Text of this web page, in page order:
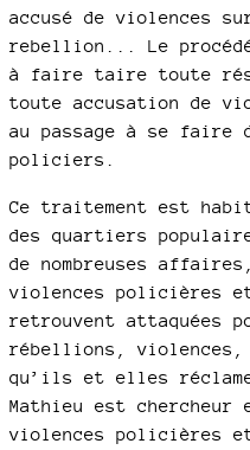
accusé de violences
rebellion... Le
à faire taire toute
toute accusation de
au passage à se faire
policiers.
Ce traitement est
des quartiers
de nombreuses
violences policières
retrouvent attaquées
rébellions,
qu’ils et elles
Mathieu est
violences policières